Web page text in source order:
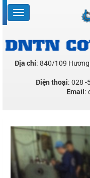
Địa chỉ: 840/109 Hương
Điện thoại: 028 -
Email: